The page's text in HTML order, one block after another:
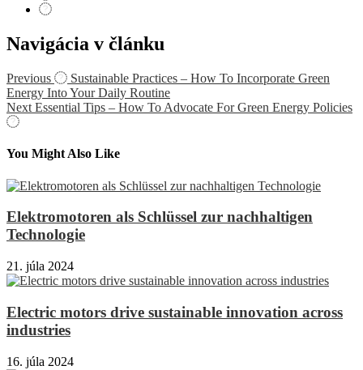
Navigácia v článku
Previous
Sustainable Practices – How To Incorporate Green
Energy Into Your Daily Routine
Next Essential Tips – How To Advocate For Green Energy Policies
You Might Also Like
Elektromotoren als Schlüssel zur nachhaltigen
Technologie
21. júla 2024
Electric motors drive sustainable innovation across
industries
16. júla 2024